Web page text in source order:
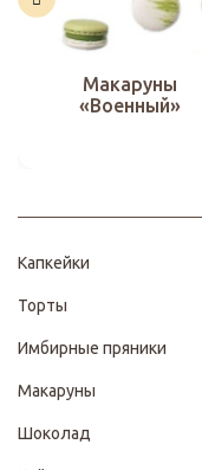
Макаруны
«Военный»
Капкейки
Торты
Имбирные пряники
Макаруны
Шоколад